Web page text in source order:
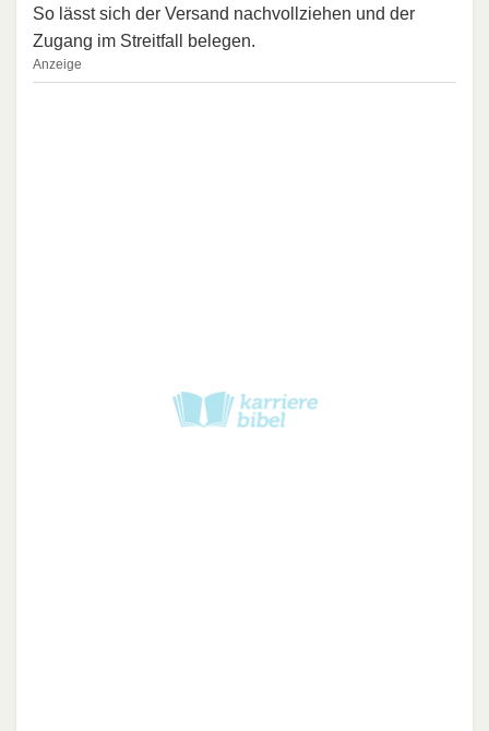
So lässt sich der Versand nachvollziehen und der
Zugang im Streitfall belegen.
Anzeige